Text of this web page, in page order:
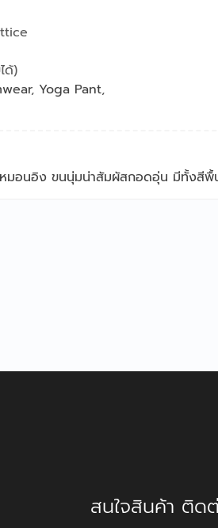
ด้)
, Yoga Pant,
หมอนอิง ขนนุ่มน่าสัมผัสกอดอุ่น มีทั้งสี
สนใจสินค้า ติด